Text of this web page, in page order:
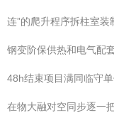
连”的爬升程序拆柱室
钢变阶保供热和电气配
48h结束项目满同临守
在物大融对空同步逐一